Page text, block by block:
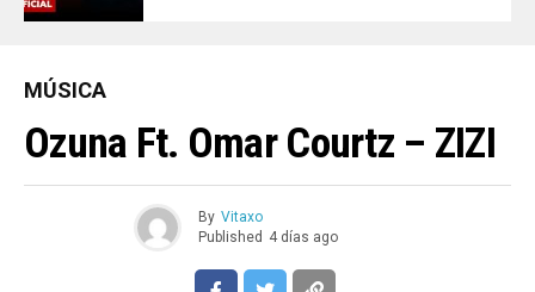
MÚSICA
Ozuna Ft. Omar Courtz – ZIZI
By Vitaxo
Published 4 días ago